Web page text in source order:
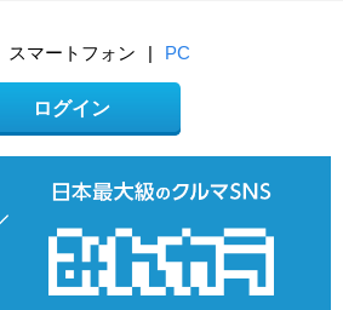
スマートフォン | PC
ログイン